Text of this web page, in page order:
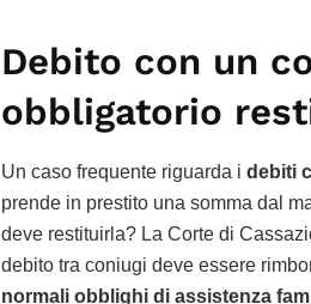
Debito con un
obbligatorio
Un caso frequente riguarda i debiti
prende in prestito una somma dal
deve restituirla? La Corte di
debito tra coniugi deve essere
normali obblighi di assistenza